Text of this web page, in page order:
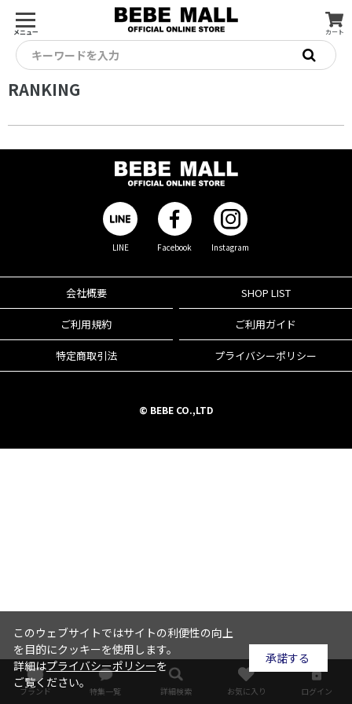
メニュー カート
キーワードを入力
RANKING
LINE Facebook Instagram
会社概要 SHOP LIST
ご利用規約 ご利用ガイド
特定商取引法 プライバシーポリシー
© BEBE CO.,LTD
ブランド 特集一覧 詳細検索 お気に入り ログイン
このウェブサイトではサイトの利便性の向上
を目的にクッキーを使用します。
詳細はプライバシーポリシーを
ご覧ください。
承諾する